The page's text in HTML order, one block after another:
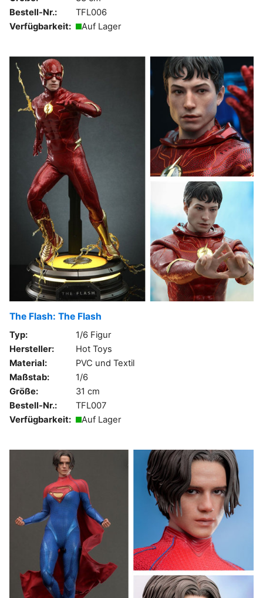
Bestell-Nr.:
TFL006
Verfügbarkeit:
Auf Lager
The Flash: The Flash
Typ:
1/6 Figur
Hersteller:
Hot Toys
Material:
PVC und Textil
Maßstab:
1/6
Größe:
31 cm
Bestell-Nr.:
TFL007
Verfügbarkeit:
Auf Lager